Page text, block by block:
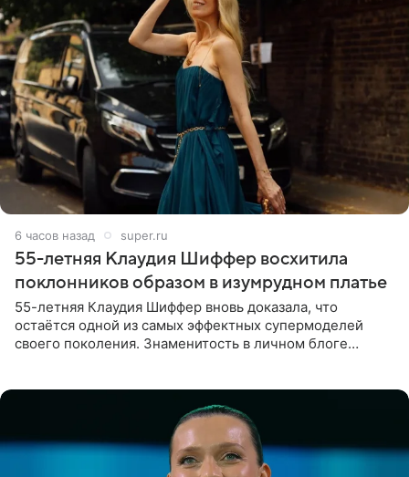
6 часов назад super.ru
55-летняя Клаудия Шиффер восхитила
поклонников образом в изумрудном платье
55-летняя Клаудия Шиффер вновь доказала, что
остаётся одной из самых эффектных супермоделей
своего поколения. Знаменитость в личном блоге